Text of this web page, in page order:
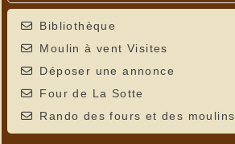
Bibliothèque
Moulin à vent Visites
Déposer une annonce
Four de La Sotte
Rando des fours et des moulins